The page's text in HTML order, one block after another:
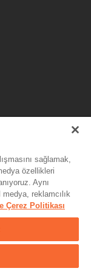
Tic. ve San Ltd.
sağlamak,
özellikleri
Aynı
reklamcılık
Çerez Politikası